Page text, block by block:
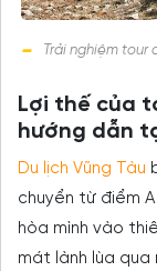
Trải nghiệm tour
Lợi thế của
hướng dẫn
Du lịch Vũng Tàu
chuyển từ điểm
hòa mình vào
mát lành lùa qua